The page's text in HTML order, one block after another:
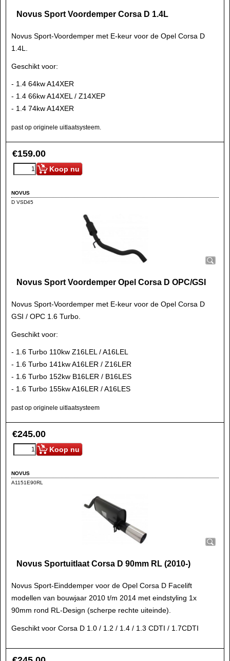
Novus Sport Voordemper Corsa D 1.4L
Novus Sport-Voordemper met E-keur voor de Opel Corsa D
1.4L.
Geschikt voor:
- 1.4 64kw A14XER
- 1.4 66kw A14XEL / Z14XEP
- 1.4 74kw A14XER
past op originele uitlaatsysteem.
€159.00
Koop nu
NOVUS
D VSD45
Novus Sport Voordemper Opel Corsa D OPC/GSI
Novus Sport-Voordemper met E-keur voor de Opel Corsa D
GSI / OPC 1.6 Turbo.
Geschikt voor:
- 1.6 Turbo 110kw Z16LEL / A16LEL
- 1.6 Turbo 141kw A16LER / Z16LER
- 1.6 Turbo 152kw B16LER / B16LES
- 1.6 Turbo 155kw A16LER / A16LES
past op originele uitlaatsysteem
€245.00
Koop nu
NOVUS
A1151E90RL
Novus Sportuitlaat Corsa D 90mm RL (2010-)
Novus Sport-Einddemper voor de Opel Corsa D Facelift
modellen van bouwjaar 2010 t/m 2014 met eindstyling 1x
90mm rond RL-Design (scherpe rechte uiteinde).
Geschikt voor Corsa D 1.0 / 1.2 / 1.4 / 1.3 CDTI / 1.7CDTI